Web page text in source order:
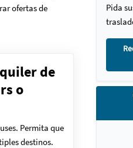
ofertas de
de
o
Permita que
destinos.
Pida